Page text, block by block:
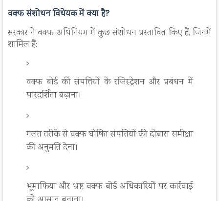
वक्फ संशोधन विधेयक में क्या है?
सरकार ने वक्फ अधिनियम में कुछ संशोधन प्रस्तावित किए हैं, जिनमें
शामिल हैं:
वक्फ बोर्ड की संपत्तियों के रजिस्ट्रेशन और प्रबंधन में
पारदर्शिता बढ़ाना।
गलत तरीके से वक्फ घोषित संपत्तियों की दोबारा समीक्षा
की अनुमति देना।
भूमाफिया और भ्रष्ट वक्फ बोर्ड अधिकारियों पर कार्रवाई